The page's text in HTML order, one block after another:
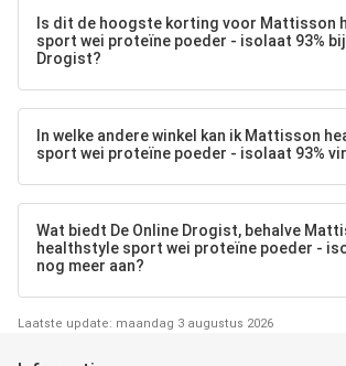
Is dit de hoogste korting voor Mattisson
sport wei proteïne poeder - isolaat 93% bij
Drogist?
In welke andere winkel kan ik Mattisson
sport wei proteïne poeder - isolaat 93%
Wat biedt De Online Drogist, behalve
healthstyle sport wei proteïne poeder -
nog meer aan?
Laatste update: maandag 3 augustus 2026